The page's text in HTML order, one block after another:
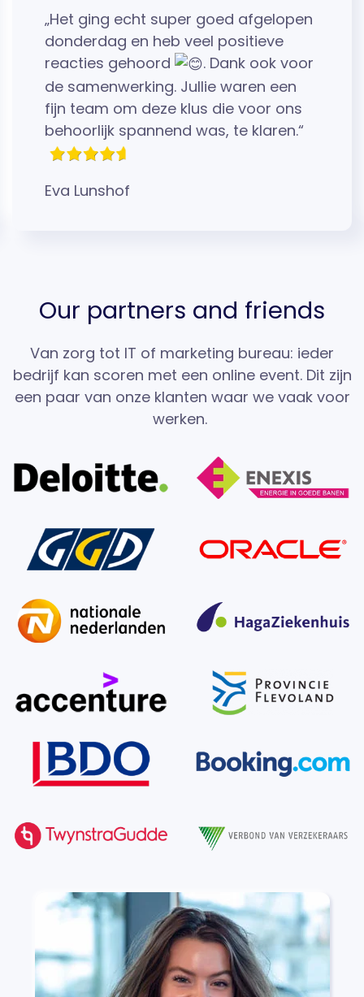
„Het ging echt super goed afgelopen
donderdag en heb veel positieve
reacties gehoord
. Dank ook voor
de samenwerking. Jullie waren een
fijn team om deze klus die voor ons
behoorlijk spannend was, te klaren.“
Eva Lunshof
Our partners and friends
Van zorg tot IT of marketing bureau: ieder
bedrijf kan scoren met een online event. Dit zijn
een paar van onze klanten waar we vaak voor
werken.